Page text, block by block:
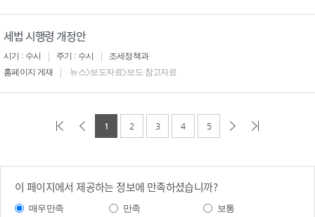
세법 시행령 개정안
시기 : 수시 주기 : 수시
조세정책과
홈페이지 게재
뉴스>보도자료>보도·참고자료
1 2 3 4 5
이 페이지에서 제공하는 정보에 만족하셨습니까?
매우만족 만족
보통